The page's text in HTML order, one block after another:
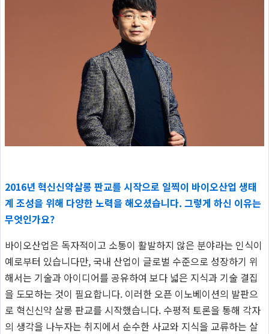
2016년 혁신신약살롱 판교를 시작으로 일찍이 바이오산업 생태
계 조성을 위해 다양한 노력을 해오셨습니다. 그렇게 하신 이유는
무엇인가요?
바이오산업은 독자적이고 소통이 활발하지 않은 분야라는 인식이
예로부터 있습니다만, 국내 산업이 글로벌 수준으로 성장하기 위
해서는 기술과 아이디어를 공유하여 보다 넓은 지식과 기술 결집
을 도모하는 것이 필요합니다. 이러한 오픈 이노베이션의 발판으
로 혁신신약 살롱 판교를 시작했습니다. 수평적 토론을 통해 각자
의 생각을 나누자는 취지에서 순수한 사교와 지식을 교류하는 살